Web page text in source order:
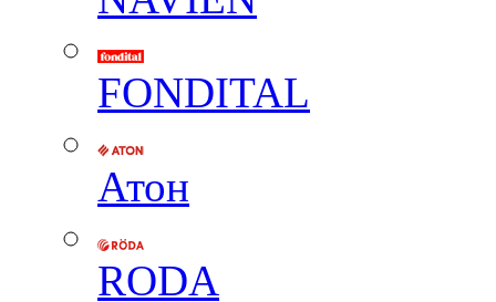
FONDITAL
Атон
RODA